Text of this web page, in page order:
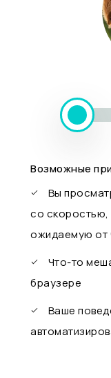
Возможные
Вы
со
ожидаемую от
Что-то
браузере
Ваше